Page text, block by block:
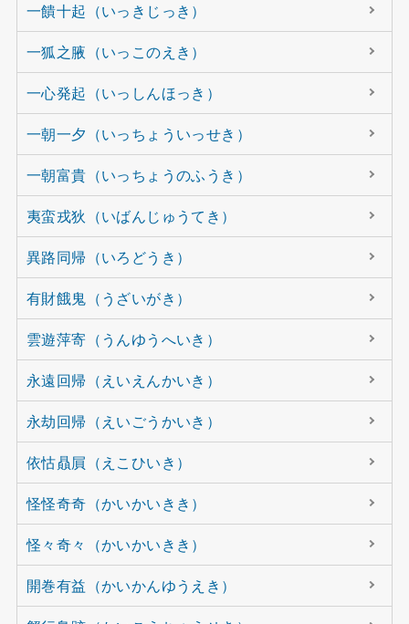
一饋十起（いっきじっき）
一狐之腋（いっこのえき）
一心発起（いっしんほっき）
一朝一夕（いっちょういっせき）
一朝富貴（いっちょうのふうき）
夷蛮戎狄（いばんじゅうてき）
異路同帰（いろどうき）
有財餓鬼（うざいがき）
雲遊萍寄（うんゆうへいき）
永遠回帰（えいえんかいき）
永劫回帰（えいごうかいき）
依怙贔屓（えこひいき）
怪怪奇奇（かいかいきき）
怪々奇々（かいかいきき）
開巻有益（かいかんゆうえき）